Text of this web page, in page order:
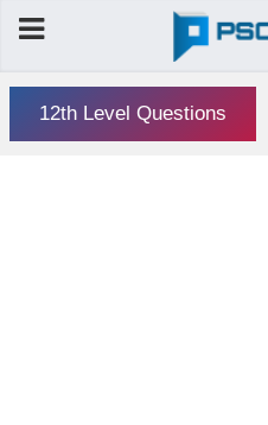
12th Level Questions